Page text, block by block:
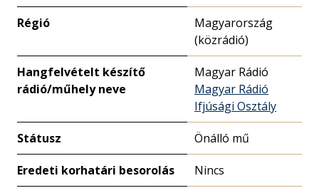
Régió
Magyarország
(közrádió)
Hangfelvételt készítő
rádió/műhely neve
Magyar Rádió
Magyar Rádió
Ifjúsági Osztály
Státusz Önálló mű
Eredeti korhatári besorolás Nincs